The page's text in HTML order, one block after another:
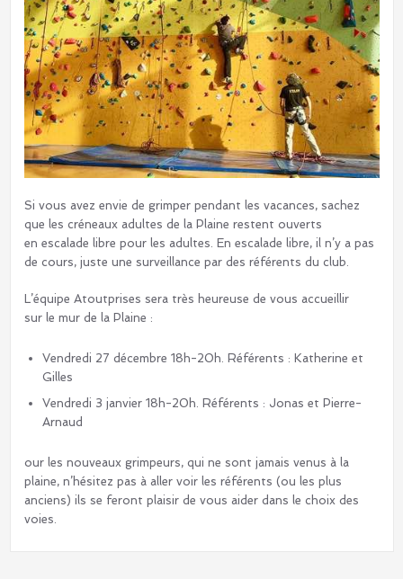
Si vous avez envie de grimper pendant les vacances, sachez
que les créneaux adultes de la Plaine restent ouverts
en escalade libre pour les adultes. En escalade libre, il n’y a pas
de cours, juste une surveillance par des référents du club.
L’équipe Atoutprises sera très heureuse de vous accueillir
sur le mur de la Plaine :
Vendredi 27 décembre 18h-20h. Référents : Katherine et
Gilles
Vendredi 3 janvier 18h-20h. Référents : Jonas et Pierre-
Arnaud
our les nouveaux grimpeurs, qui ne sont jamais venus à la
plaine, n’hésitez pas à aller voir les référents (ou les plus
anciens) ils se feront plaisir de vous aider dans le choix des
voies.